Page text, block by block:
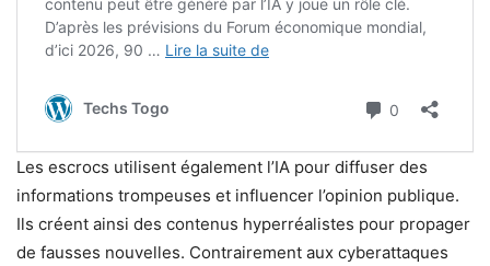
Les escrocs utilisent également l’IA pour diffuser des
informations trompeuses et influencer l’opinion publique.
Ils créent ainsi des contenus hyperréalistes pour propager
de fausses nouvelles. Contrairement aux cyberattaques